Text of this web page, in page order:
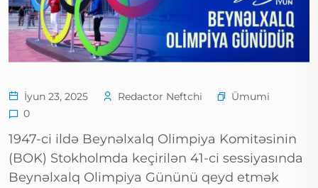
İyun 23, 2025 Redactor Neftchi
Ümumi
0
1947-ci ildə Beynəlxalq Olimpiya Komitəsinin
(BOK) Stokholmda keçirilən 41-ci sessiyasında
Beynəlxalq Olimpiya Gününü qeyd etmək